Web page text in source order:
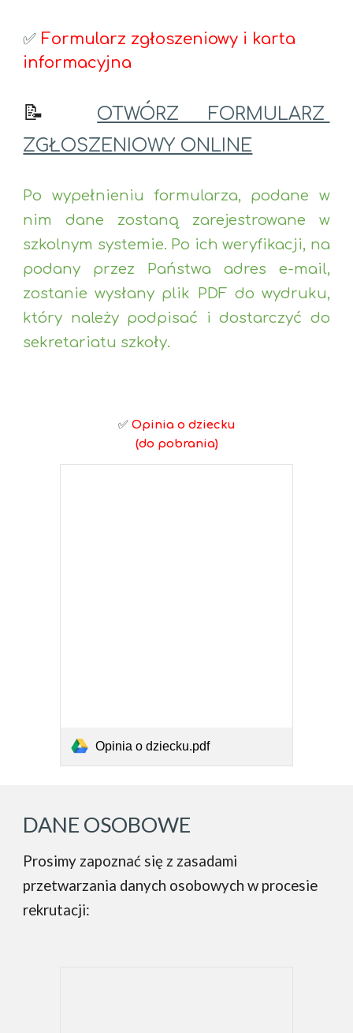
✅ Formularz zgłoszeniowy i karta
informacyjna
📝
OTWÓRZ FORMULARZ
ZGŁOSZENIOWY ONLINE
Po wypełnieniu formularza, podane w
nim dane zostaną zarejestrowane w
szkolnym systemie. Po ich weryfikacji, na
podany przez Państwa adres e-mail,
zostanie wysłany plik PDF do wydruku,
który należy podpisać i dostarczyć do
sekretariatu szkoły.
✅ Opinia o dziecku
(do pobrania)
Opinia o dziecku.pdf
DANE OSOBOWE
Prosimy zapoznać się z zasadami
przetwarzania danych osobowych w procesie
rekrutacji: